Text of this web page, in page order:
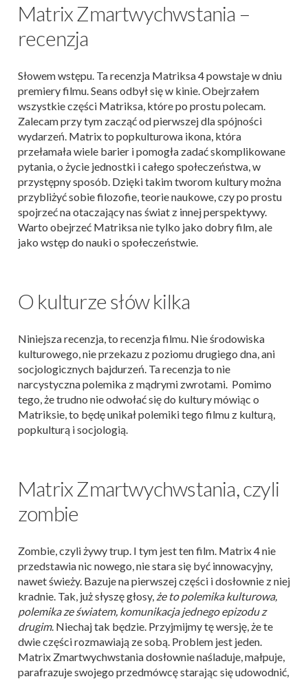
Matrix Zmartwychwstania –
recenzja
Słowem wstępu. Ta recenzja Matriksa 4 powstaje w dniu
premiery filmu. Seans odbył się w kinie. Obejrzałem
wszystkie części Matriksa, które po prostu polecam.
Zalecam przy tym zacząć od pierwszej dla spójności
wydarzeń. Matrix to popkulturowa ikona, która
przełamała wiele barier i pomogła zadać skomplikowane
pytania, o życie jednostki i całego społeczeństwa, w
przystępny sposób. Dzięki takim tworom kultury można
przybliżyć sobie filozofie, teorie naukowe, czy po prostu
spojrzeć na otaczający nas świat z innej perspektywy.
Warto obejrzeć Matriksa nie tylko jako dobry film, ale
jako wstęp do nauki o społeczeństwie.
O kulturze słów kilka
Niniejsza recenzja, to recenzja filmu. Nie środowiska
kulturowego, nie przekazu z poziomu drugiego dna, ani
socjologicznych bajdurzeń. Ta recenzja to nie
narcystyczna polemika z mądrymi zwrotami. Pomimo
tego, że trudno nie odwołać się do kultury mówiąc o
Matriksie, to będę unikał polemiki tego filmu z kulturą,
popkulturą i socjologią.
Matrix Zmartwychwstania, czyli
zombie
Zombie, czyli żywy trup. I tym jest ten film. Matrix 4 nie
przedstawia nic nowego, nie stara się być innowacyjny,
nawet świeży. Bazuje na pierwszej części i dosłownie z niej
kradnie. Tak, już słyszę głosy, że to polemika kulturowa,
polemika ze światem, komunikacja jednego epizodu z
drugim. Niechaj tak będzie. Przyjmijmy tę wersję, że te
dwie części rozmawiają ze sobą. Problem jest jeden.
Matrix Zmartwychwstania dosłownie naśladuje, małpuje,
parafrazuje swojego przedmówcę starając się udowodnić,